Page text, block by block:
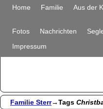
Home Familie Aus der
Fotos
Nachrichten
Impressum
Familie Sterr
Familie Sterr→Tags